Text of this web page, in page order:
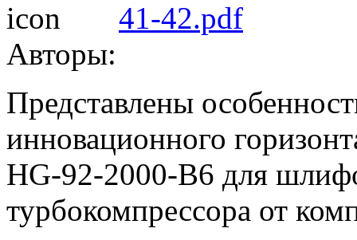
41-42.pdf
Авторы:
Представлены
инновационного
HG-92-2000-B6 для
турбокомпрессора от